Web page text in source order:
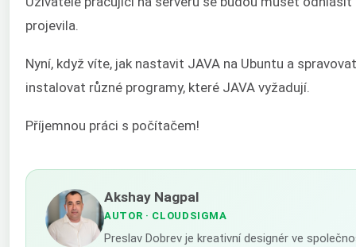
projevila.
Nyní, když víte, jak nastavit JAVA na Ubuntu a
instalovat různé programy, které JAVA vyžadují.
Příjemnou práci s počítačem!
Akshay Nagpal
AUTOR · CLOUDSIGMA
Preslav Dobrev je kreativní designér ve